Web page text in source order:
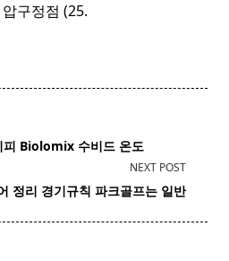
구정점 (25.
피 Biolomix 수비드 온도
NEXT POST
정리 경기규칙 파크골프는 일반